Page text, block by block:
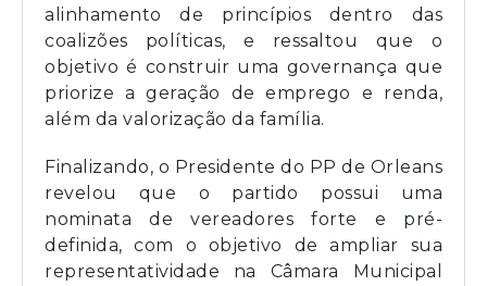
alinhamento de princípios dentro das
coalizões políticas, e ressaltou que o
objetivo é construir uma governança que
priorize a geração de emprego e renda,
além da valorização da família.
Finalizando, o Presidente do PP de Orleans
revelou que o partido possui uma
nominata de vereadores forte e pré-
definida, com o objetivo de ampliar sua
representatividade na Câmara Municipal